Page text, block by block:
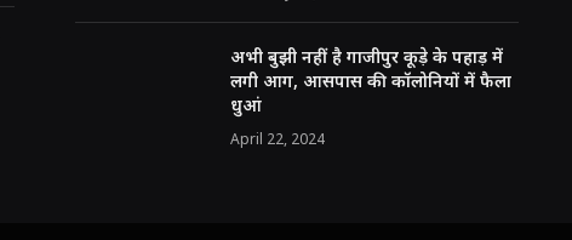
अभी बुझी नहीं है गाजीपुर कूड़े के पहाड़ में
लगी आग, आसपास की कॉलोनियों में फैला
धुआं
April 22, 2024